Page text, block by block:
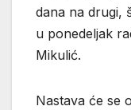
dana na drugi,
u ponedeljak
Mikulić.
Nastava će se